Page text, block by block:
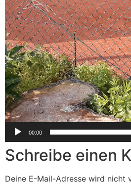
00:00
Schreibe einen
Deine E-Mail-Adresse wird nicht